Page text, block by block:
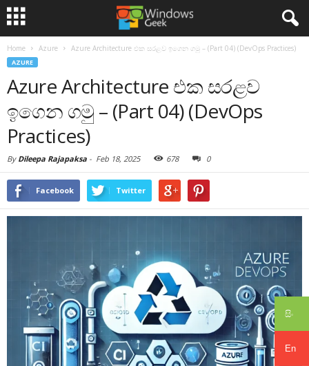
සිං
En
Home Azure Azure Architecture එක සරළව ඉගෙන ගමු – (Part 04) (DevOps Practices)
AZURE
Azure Architecture එක සරළව
ඉගෙන ගමු – (Part 04) (DevOps
Practices)
By Dileepa Rajapaksa - Feb 18, 2025 678 0
Facebook Twitter